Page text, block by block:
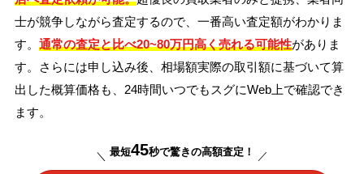
士が競争しながら査定するので、一番高い査定額がわかりま
す。 通常の査定と比べ20~80万円高く売れる可能性がありま
す。さらには申し込み後、相場額実際の取引額に基づいて算
出した概算価格も、24時間いつでもスグにWeb上で確認でき
ます。
最短45秒で驚きの高額査定！